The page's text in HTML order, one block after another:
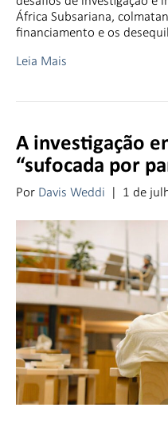
África Subsariana,
financiamento e os
Leia Mais
A investigação
“sufocada por
Por Davis Weddi | 1 de